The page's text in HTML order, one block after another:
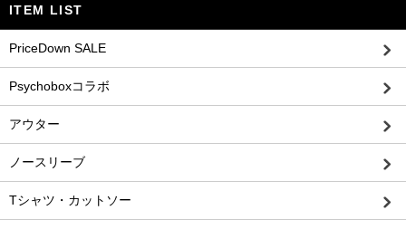
ITEM LIST
PriceDown SALE
Psychoboxコラボ
アウター
ノースリーブ
Tシャツ・カットソー